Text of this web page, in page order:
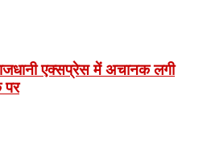
एक्सप्रेस में अचानक लगी
पर